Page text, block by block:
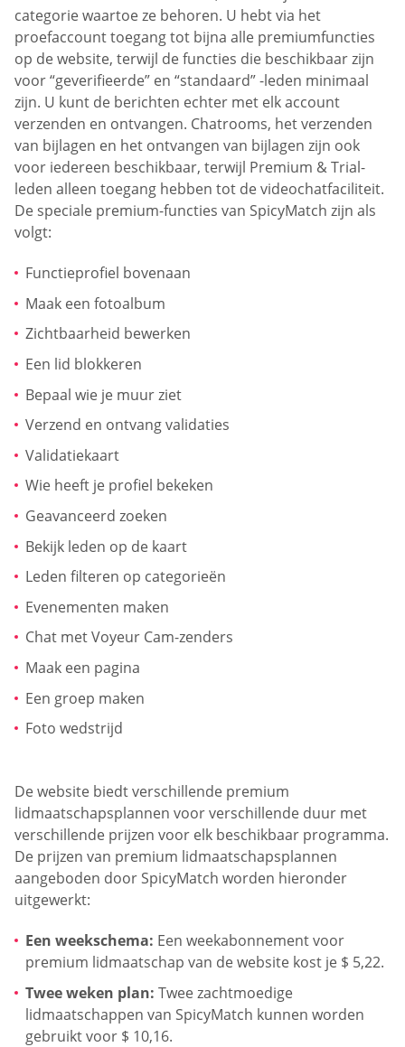
categorie waartoe ze behoren. U hebt via het
proefaccount toegang tot bijna alle premiumfuncties
op de website, terwijl de functies die beschikbaar zijn
voor “geverifieerde” en “standaard” -leden minimaal
zijn. U kunt de berichten echter met elk account
verzenden en ontvangen. Chatrooms, het verzenden
van bijlagen en het ontvangen van bijlagen zijn ook
voor iedereen beschikbaar, terwijl Premium & Trial-
leden alleen toegang hebben tot de videochatfaciliteit.
De speciale premium-functies van SpicyMatch zijn als
volgt:
Functieprofiel bovenaan
Maak een fotoalbum
Zichtbaarheid bewerken
Een lid blokkeren
Bepaal wie je muur ziet
Verzend en ontvang validaties
Validatiekaart
Wie heeft je profiel bekeken
Geavanceerd zoeken
Bekijk leden op de kaart
Leden filteren op categorieën
Evenementen maken
Chat met Voyeur Cam-zenders
Maak een pagina
Een groep maken
Foto wedstrijd
De website biedt verschillende premium
lidmaatschapsplannen voor verschillende duur met
verschillende prijzen voor elk beschikbaar programma.
De prijzen van premium lidmaatschapsplannen
aangeboden door SpicyMatch worden hieronder
uitgewerkt:
Een weekschema: Een weekabonnement voor
premium lidmaatschap van de website kost je $ 5,22.
Twee weken plan: Twee zachtmoedige
lidmaatschappen van SpicyMatch kunnen worden
gebruikt voor $ 10,16.